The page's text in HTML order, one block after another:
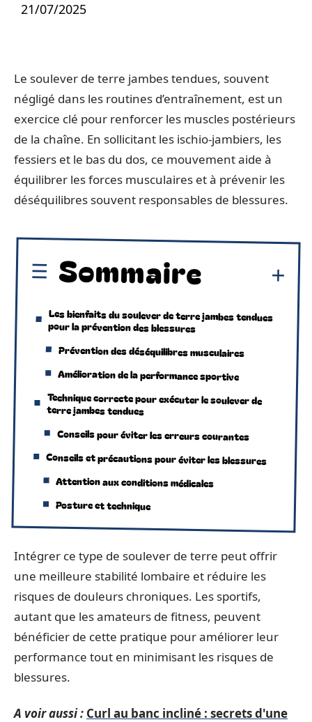
21/07/2025
Le soulever de terre jambes tendues, souvent
négligé dans les routines d’entraînement, est un
exercice clé pour renforcer les muscles postérieurs
de la chaîne. En sollicitant les ischio-jambiers, les
fessiers et le bas du dos, ce mouvement aide à
équilibrer les forces musculaires et à prévenir les
déséquilibres souvent responsables de blessures.
Sommaire
Les bienfaits du soulever de terre jambes tendues
pour la prévention des blessures
Prévention des déséquilibres musculaires
Amélioration de la performance sportive
Technique correcte pour exécuter le soulever de
terre jambes tendues
Conseils pour éviter les erreurs courantes
Conseils et précautions pour éviter les blessures
Attention aux conditions médicales
Posture et technique
Intégrer ce type de soulever de terre peut offrir
une meilleure stabilité lombaire et réduire les
risques de douleurs chroniques. Les sportifs,
autant que les amateurs de fitness, peuvent
bénéficier de cette pratique pour améliorer leur
performance tout en minimisant les risques de
blessures.
A voir aussi : Curl au banc incliné : secrets d'une